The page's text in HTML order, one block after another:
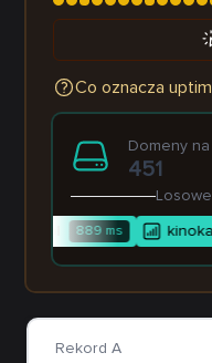
Co oznacza
Domeny na
451
889ms
Rekord A